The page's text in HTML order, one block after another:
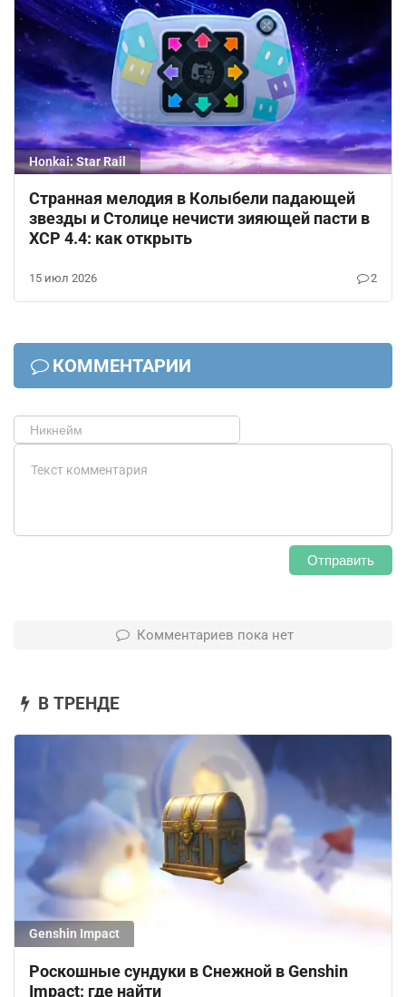
Honkai: Star Rail
Странная мелодия в Колыбели падающей
звезды и Столице нечисти зияющей пасти в
ХСР 4.4: как открыть
15 июл 2026 2
КОММЕНТАРИИ
Отправить
Комментариев пока нет
В ТРЕНДЕ
Genshin Impact
Роскошные сундуки в Снежной в Genshin
Impact: где найти